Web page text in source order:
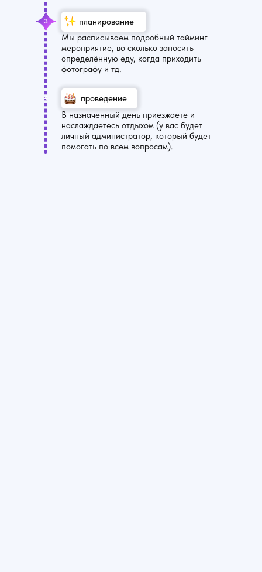
УЗНАТЬ БОЛЬШЕ
планирование
Мы расписываем подробный тайминг
мероприятие, во сколько заносить
определённую еду, когда приходить
фотографу и тд.
проведение
В назначенный день приезжаете и
наслаждаетесь отдыхом (у вас будет
личный администратор, который будет
помогать по всем вопросам).
3
4